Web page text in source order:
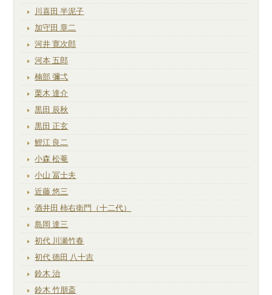
川喜田 半泥子
加守田 章二
河井 寛次郎
河本 五郎
楠部 彌弌
栗木 達介
黒田 辰秋
黒田 正玄
鯉江 良二
小森 松菴
小山 冨士夫
近藤 悠三
酒井田 柿右衛門（十二代）
島岡 達三
初代 川瀬竹春
初代 徳田 八十吉
鈴木 治
鈴木 竹朋斎